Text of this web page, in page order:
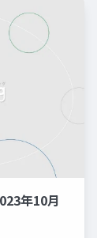
年10月